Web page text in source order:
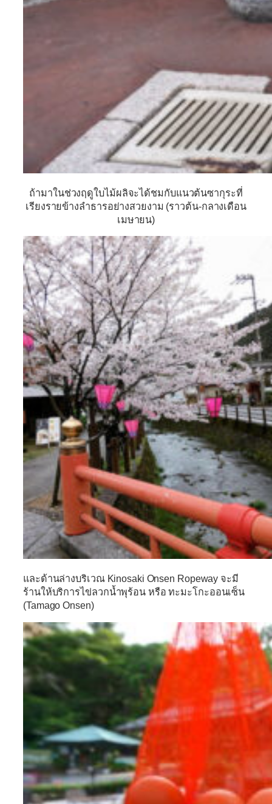
ถ้ามาในช่วงฤดูใบไม้ผลิจะได้ชมกับแนวต้นซากุระที่
เรียงรายข้างลำธารอย่างสวยงาม (ราวต้น-กลางเดือน
เมษายน)
และด้านล่างบริเวณ Kinosaki Onsen Ropeway จะมี
ร้านให้บริการไข่ลวกน้ำพุร้อน หรือ ทะมะโกะออนเซ็น
(Tamago Onsen)